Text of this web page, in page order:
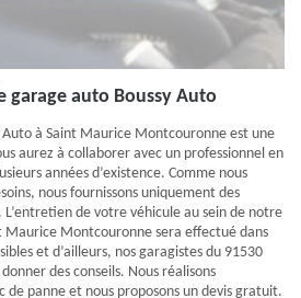
garage auto Boussy Auto
Auto à Saint Maurice Montcouronne est une
aurez à collaborer avec un professionnel en
années d’existence. Comme nous
nous fournissons uniquement des
L’entretien de votre véhicule au sein de notre
Maurice Montcouronne sera effectué dans
et d’ailleurs, nos garagistes du 91530
des conseils. Nous réalisons
panne et nous proposons un devis gratuit.